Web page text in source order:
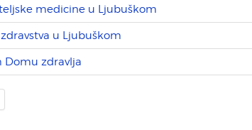
medicine u Ljubuškom
u Ljubuškom
Domu zdravlja